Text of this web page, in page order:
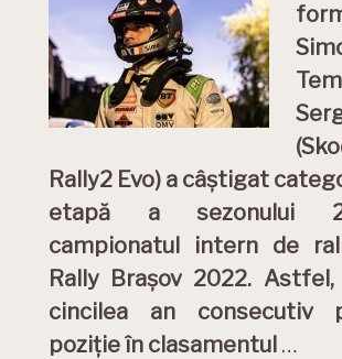
Rally2 Evo) a câștigat
etapă a sezonului
campionatul intern de
Rally Brașov 2022.
cincilea an consecutiv
poziție în clasamentul …